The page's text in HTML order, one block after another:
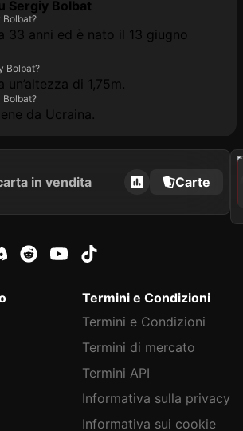
Sergiy Bolbat
Bolbat?
33 anni ed è nato il 13 giugno
Bolbat?
di 1,75m.
Bolbat?
da Ucraina.
in vendita Carte
2020
Termini e Condizioni
Termini e Condizioni
Termini di mercato
Termini API
Informativa sulla privacy
Informativa sui cookie